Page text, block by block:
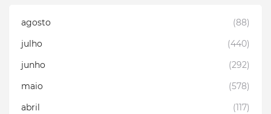
agosto
(88)
julho
(440)
junho
(292)
maio
(578)
abril
(117)